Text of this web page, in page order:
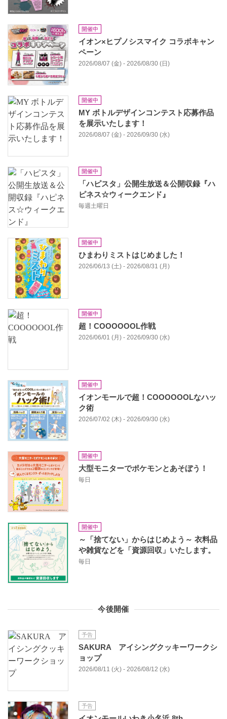
開催中
イオン×ヒプノシスマイク コラボキャン
ペーン
2026/08/07 (金) - 2026/08/30 (日)
開催中
MY ボトルデザインコンテスト応募作品
を展⽰いたします！
2026/08/07 (金) - 2026/09/30 (水)
開催中
「ハピスタ」公開生放送＆公開収録『ハ
ピネス☆ウィークエンド』
毎週土曜日
開催中
ひまわりミストはじめました！
2026/06/13 (土) - 2026/08/31 (月)
開催中
超！COOOOOOL作戦
2026/06/01 (月) - 2026/09/30 (水)
開催中
イオンモールで超！COOOOOOLなハッ
ク術
2026/07/02 (木) - 2026/09/30 (水)
開催中
大型モニターでポケモンとあそぼう！
毎日
開催中
～「捨てない」からはじめよう～ 衣料品
や雑貨などを「資源回収」いたします。
毎日
今後開催
予告
SAKURA アイシングクッキーワークシ
ョップ
2026/08/11 (火) - 2026/08/12 (水)
予告